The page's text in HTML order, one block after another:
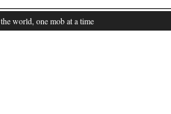
world, one mob at a time